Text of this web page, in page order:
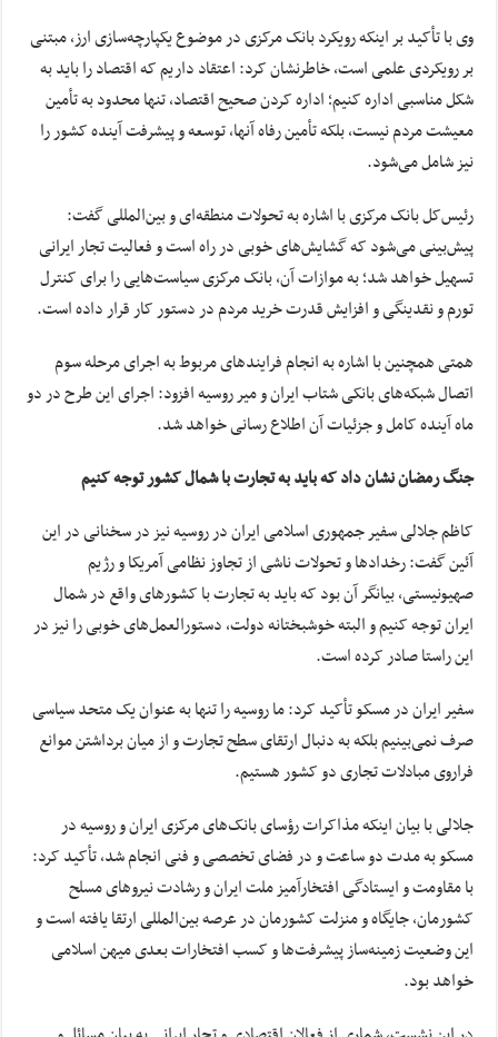
وی با تأکید بر اینکه رویکرد بانک مرکزی در موضوع یکپارچه‌سازی ارز، مبتنی
بر رویکردی علمی است، خاطرنشان کرد: اعتقاد داریم که اقتصاد را باید به
شکل مناسبی اداره کنیم؛ اداره کردن صحیح اقتصاد، تنها محدود به تأمین
معیشت مردم نیست، بلکه تأمین رفاه آنها، توسعه و پیشرفت آینده کشور را
نیز شامل می‌شود.
رئیس‌کل بانک مرکزی با اشاره به تحولات منطقه‌ای و بین‌المللی گفت:
پیش‌بینی می‌شود که گشایش‌های خوبی در راه است و فعالیت تجار ایرانی
تسهیل خواهد شد؛ به موازات آن، بانک مرکزی سیاست‌هایی را برای کنترل
تورم و نقدینگی و افزایش قدرت خرید مردم در دستور کار قرار داده است.
همتی همچنین با اشاره به انجام فرایندهای مربوط به اجرای مرحله سوم
اتصال شبکه‌های بانکی شتاب ایران و میر روسیه افزود: اجرای این طرح در دو
ماه آینده کامل و جزئیات آن اطلاع رسانی خواهد شد.
جنگ رمضان نشان داد که باید به تجارت با شمال کشور توجه کنیم
کاظم جلالی سفیر جمهوری اسلامی ایران در روسیه نیز در سخنانی در این
آئین گفت: رخدادها و تحولات ناشی از تجاوز نظامی آمریکا و رژیم
صهیونیستی، بیانگر آن بود که باید به تجارت با کشورهای واقع در شمال
ایران توجه کنیم و البته خوشبختانه دولت، دستورالعمل‌های خوبی را نیز در
این راستا صادر کرده است.
سفیر ایران در مسکو تأکید کرد:‌ ما روسیه را تنها به عنوان یک متحد سیاسی
صرف نمی‌بینیم بلکه به دنبال ارتقای سطح تجارت و از میان برداشتن موانع
فراروی مبادلات تجاری دو کشور هستیم.
جلالی با بیان اینکه مذاکرات رؤسای بانک‌های مرکزی ایران و روسیه در
مسکو به مدت دو ساعت و در فضای تخصصی و فنی انجام شد، تأکید کرد:
با مقاومت و ایستادگی افتخارآمیز ملت ایران و رشادت نیروهای مسلح
کشورمان، جایگاه و منزلت کشورمان در عرصه بین‌المللی ارتقا یافته است و
این وضعیت زمینه‌ساز پیشرفت‌ها و کسب افتخارات بعدی میهن اسلامی
خواهد بود.